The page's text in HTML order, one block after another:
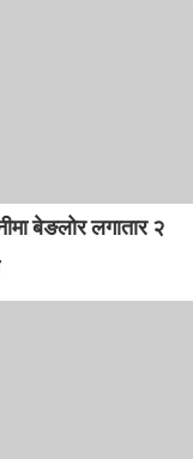
बेङलोर लगातार २